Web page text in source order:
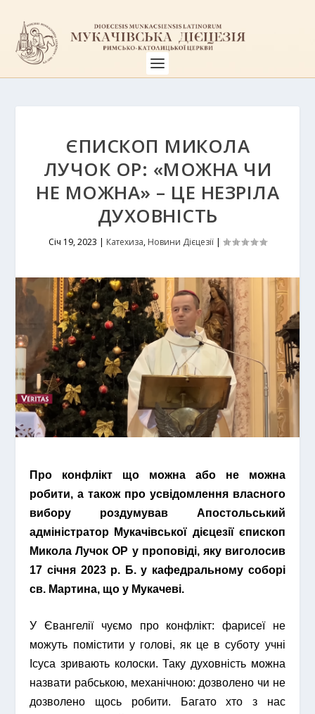
ЄПИСКОП МИКОЛА
ЛУЧОК ОР: «МОЖНА ЧИ
НЕ МОЖНА» – ЦЕ НЕЗРІЛА
ДУХОВНІСТЬ
Січ 19, 2023 | Катехиза, Новини Дієцезії |
Про конфлікт що можна або не можна
робити, а також про усвідомлення власного
вибору роздумував Апостольський
адміністратор Мукачівської дієцезії єпископ
Микола Лучок ОР у проповіді, яку виголосив
17 січня 2023 р. Б. у кафедральному соборі
св. Мартина, що у Мукачеві.
У Євангелії чуємо про конфлікт: фарисеї не
можуть помістити у голові, як це в суботу учні
Ісуса зривають колоски.Таку духовність можна
назвати рабською, механічною: дозволено чи не
дозволено щось робити. Багато хто з нас